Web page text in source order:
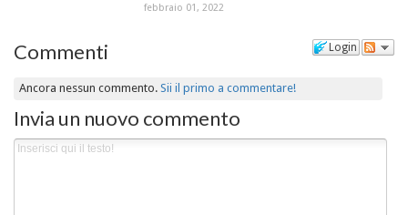
febbraio 01, 2022
Login
Commenti
Ancora nessun commento.Sii il primo a commentare!
Invia un nuovo commento